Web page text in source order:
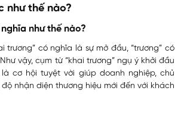
như thế nào?
như thế nào?
trương” có nghĩa là sự mở đầu, “trương” có
vậy, cụm từ “khai trương” ngụ ý khởi đầu
cơ hội tuyệt vời giúp doanh nghiệp, chủ
nhận diện thương hiệu mới đến với khách